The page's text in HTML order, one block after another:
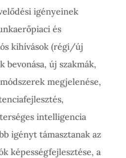
igényeinek
és
kihívások (régi/új
bevonása, új szakmák,
megjelenése,
intelligencia
igényt támasztanak az
képességfejlesztése, a